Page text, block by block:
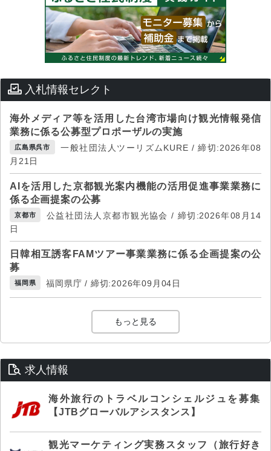
入札情報セレクト
海外メディア等を活用した台湾市場向け観光情報発信
業務に係る公募型プロポーザルの実施
広島県呉市
一般社団法人ツーリズムKURE / 締切:2026年08
月21日
AIを活用した京都観光案内機能の活用促進事業業務に
係る企画提案の公募
京都市
公益社団法人京都市観光協会 / 締切:2026年08月14
日
日韓相互誘客FAMツアー事業業務に係る企画提案の公
募
福岡県 福岡県庁 / 締切:2026年09月04日
もっと見る
求人情報
海外旅行のトラベルコンシェルジュを募集
【JTBグローバルアシスタンス】
観光マーケティング実務スタッフ（旅行好き